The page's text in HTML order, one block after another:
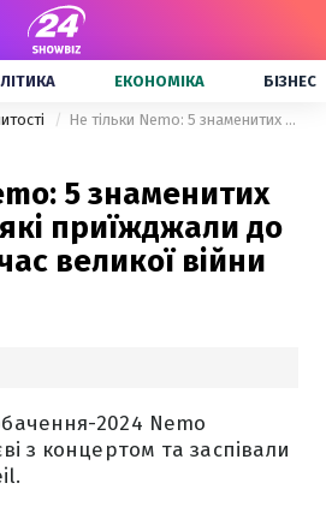
ЕКОНОМІКА БІЗНЕС
Не тільки Nemo: 5 знаменитих музикантів, які приїжджали до України під час великої війни
5 знаменитих
приїжджали до
великої війни
2024 Nemo
з концертом та заспівали